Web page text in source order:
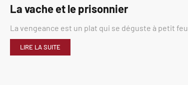
La vache et le prisonnier
La vengeance est un plat qui se déguste à petit feu
LIRE LA SUITE